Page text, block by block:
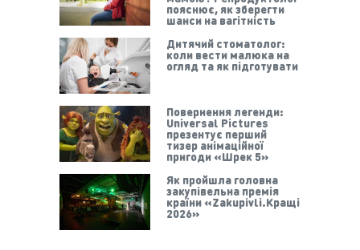
пояснює, як зберегти
шанси на вагітність
Дитячий стоматолог:
коли вести малюка на
огляд та як підготувати
Повернення легенди:
Universal Pictures
презентує перший
тизер анімаційної
пригоди «Шрек 5»
Як пройшла головна
закупівельна премія
країни «Zakupivli.Кращі
2026»